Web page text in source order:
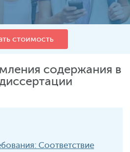
стоимость
содержания в
Соответствие